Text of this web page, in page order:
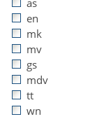
as
en
mk
mv
gs
mdv
tt
wn